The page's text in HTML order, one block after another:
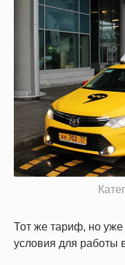
Тот же тариф, но уже
условия для работы